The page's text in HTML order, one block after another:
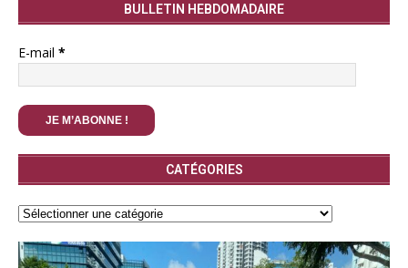
BULLETIN HEBDOMADAIRE
E-mail *
CATÉGORIES